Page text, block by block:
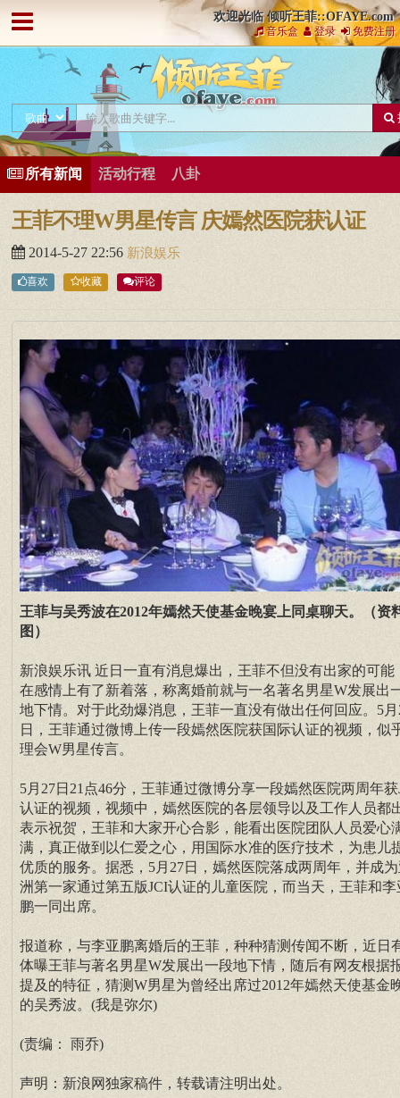
欢迎光临 倾听王菲::OFAYE.com
音乐盒 登录 免费注册
所有新闻 活动行程 八卦
王菲不理W男星传言 庆嫣然医院获认证
2014-5-27 22:56 新浪娱乐
喜欢 收藏 评论
王菲与吴秀波在2012年嫣然天使基金晚宴上同桌聊天。（资
图）
新浪娱乐讯 近日一直有消息爆出，王菲不但没有出家的可能
在感情上有了新着落，称离婚前就与一名著名男星W发展出
地下情。对于此劲爆消息，王菲一直没有做出任何回应。5月
日，王菲通过微博上传一段嫣然医院获国际认证的视频，似
理会W男星传言。
5月27日21点46分，王菲通过微博分享一段嫣然医院两周年获
认证的视频，视频中，嫣然医院的各层领导以及工作人员都
表示祝贺，王菲和大家开心合影，能看出医院团队人员爱心
满，真正做到以仁爱之心，用国际水准的医疗技术，为患儿
优质的服务。据悉，5月27日，嫣然医院落成两周年，并成
洲第一家通过第五版JCI认证的儿童医院，而当天，王菲和李
鹏一同出席。
报道称，与李亚鹏离婚后的王菲，种种猜测传闻不断，近日
体曝王菲与著名男星W发展出一段地下情，随后有网友根据
提及的特征，猜测W男星为曾经出席过2012年嫣然天使基金
的吴秀波。(我是弥尔)
(责编： 雨乔)
声明：新浪网独家稿件，转载请注明出处。